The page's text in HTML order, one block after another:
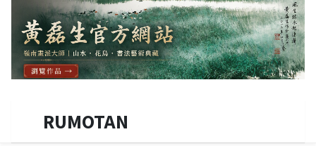
RUMOTAN